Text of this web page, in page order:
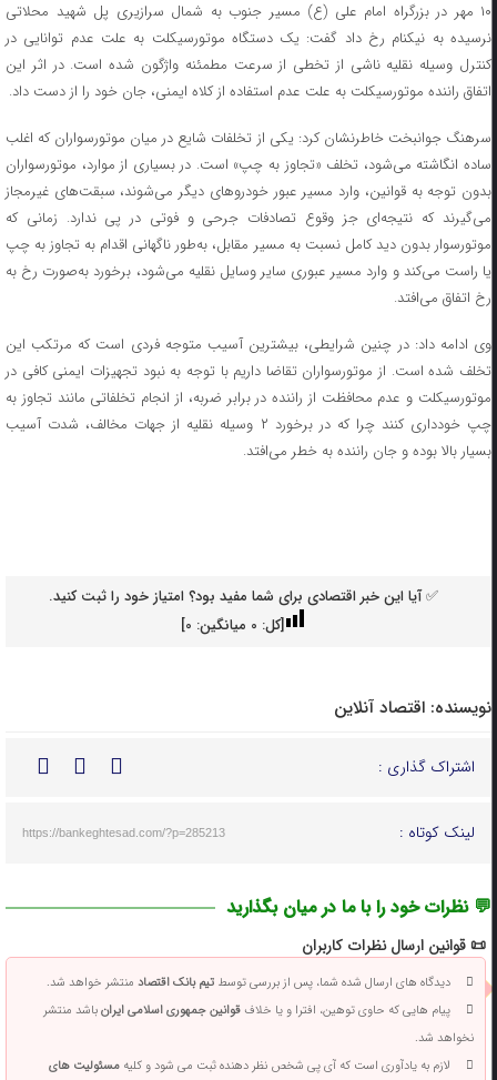
۱۰ مهر در بزرگراه امام علی (ع) مسیر جنوب به شمال سرازیری پل شهید محلاتی
نرسیده به نیکنام رخ داد گفت: یک دستگاه موتورسیکلت به علت عدم توانایی در
کنترل وسیله نقلیه ناشی از تخطی از سرعت مطمئنه واژگون شده است. در اثر این
اتفاق راننده موتورسیکلت به علت عدم استفاده از کلاه ایمنی، جان خود را از دست داد.
سرهنگ جوانبخت خاطرنشان کرد: یکی از تخلفات شایع در میان موتورسواران که اغلب
ساده انگاشته می‌شود، تخلف «تجاوز به چپ» است. در بسیاری از موارد، موتورسواران
بدون توجه به قوانین، وارد مسیر عبور خودرو‌های دیگر می‌شوند، سبقت‌های غیرمجاز
می‌گیرند که نتیجه‌ای جز وقوع تصادفات جرحی و فوتی در پی ندارد. زمانی که
موتورسوار بدون دید کامل نسبت به مسیر مقابل، به‌طور ناگهانی اقدام به تجاوز به چپ
یا راست می‌کند و وارد مسیر عبوری سایر وسایل نقلیه می‌شود، برخورد به‌صورت رخ به
رخ اتفاق می‌افتد.
وی ادامه داد: در چنین شرایطی، بیشترین آسیب متوجه فردی است که مرتکب این
تخلف شده است. از موتورسواران تقاضا داریم با توجه به نبود تجهیزات ایمنی کافی در
موتورسیکلت و عدم محافظت از راننده در برابر ضربه، از انجام تخلفاتی مانند تجاوز به
چپ خودداری کنند چرا که در برخورد ۲ وسیله نقلیه از جهات مخالف، شدت آسیب
بسیار بالا بوده و جان راننده به خطر می‌افتد.
✅ آیا این خبر اقتصادی برای شما مفید بود؟ امتیاز خود را ثبت کنید.
[کل: 0میانگین: 0
]
نویسنده: اقتصاد آنلاین
اشتراک گذاری :
لینک کوتاه : https://bankeghtesad.com/?p=285213
💬 نظرات خود را با ما در میان بگذارید
📜 قوانین ارسال نظرات کاربران
دیدگاه های ارسال شده شما، پس از بررسی توسطتیم بانک اقتصادمنتشر خواهد شد.
پیام هایی که حاوی توهین، افترا و یا خلافقوانین جمهوری اسلامی ایرانباشد منتشر
نخواهد شد.
لازم به یادآوری است که آی پی شخص نظر دهنده ثبت می شود و کلیهمسئولیت های